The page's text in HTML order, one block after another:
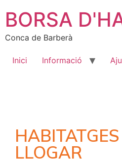
BORSA
Conca de Barberà
Inici Informació
LLOGAR